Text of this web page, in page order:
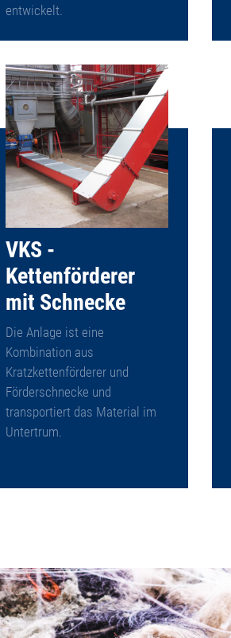
entwickelt.
VKS -
Kettenförderer
mit Schnecke
Die Anlage ist eine
Kombination aus
Kratzkettenförderer und
Förderschnecke und
transportiert das Material im
Untertrum.